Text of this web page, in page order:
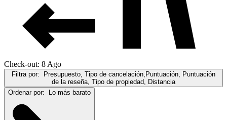
Check-out: 8 Ago
Filtra por:
Presupuesto, Tipo de cancelación,Puntuación, Puntuación
de la reseña, Tipo de propiedad, Distancia
Ordenar por:
Lo más barato